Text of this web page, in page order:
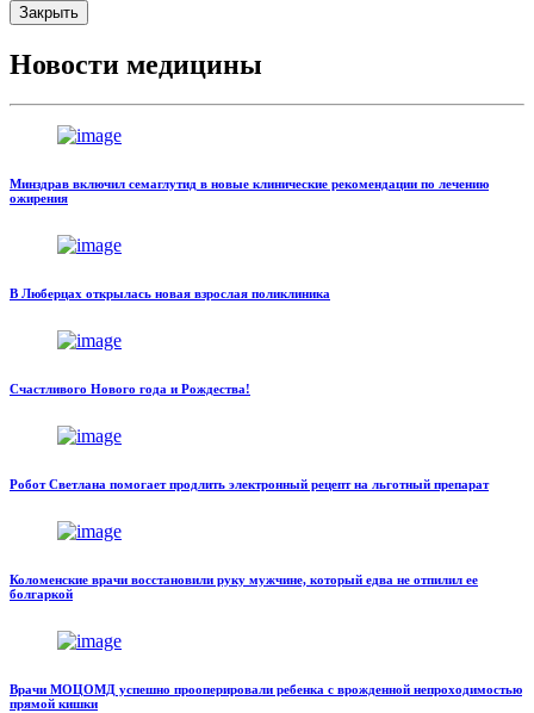
Закрыть
Новости медицины
Минздрав включил семаглутид в новые клинические рекомендации по лечению
ожирения
В Люберцах открылась новая взрослая поликлиника
Счастливого Нового года и Рождества!
Робот Светлана помогает продлить электронный рецепт на льготный препарат
Коломенские врачи восстановили руку мужчине, который едва не отпилил ее
болгаркой
Врачи МОЦОМД успешно прооперировали ребенка с врожденной непроходимостью
прямой кишки